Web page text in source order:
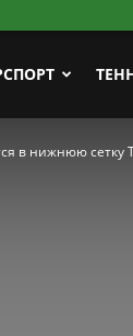
в нижнюю сетку